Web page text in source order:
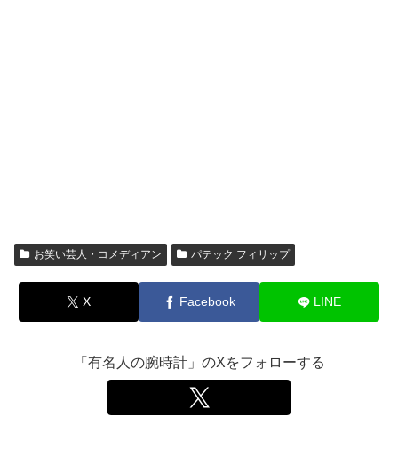
お笑い芸人・コメディアン パテック フィリップ
X Facebook LINE
「有名人の腕時計」のXをフォローする